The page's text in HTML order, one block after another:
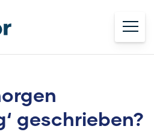
geschrieben?